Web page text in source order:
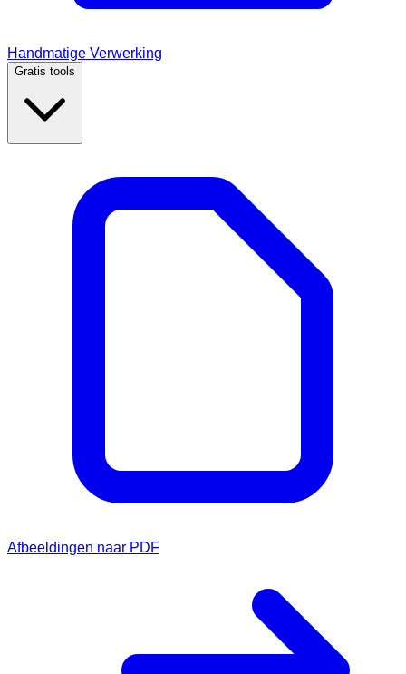
Handmatige Verwerking
Gratis tools
Afbeeldingen naar PDF